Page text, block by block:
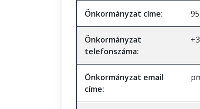
Önkormányzat címe:
Önkormányzat
telefonszáma:
Önkormányzat email
címe: